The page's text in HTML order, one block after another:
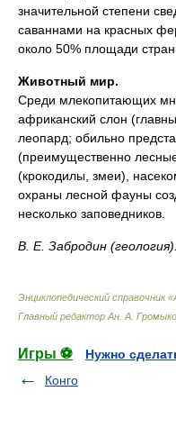
значительной степени
саваннами на красных
около 50% площади
Животный мир.
Среди млекопитающих
африканский слон
леопард; обильно
(преимущественно
(крокодилы, змеи),
охраны лесной фауны
несколько заповедников.
В. Е. Забродин (геология).
Энциклопедический справочник
Главный редактор Ан. А. Громыко
Игры ⚽
Нужно
Конго